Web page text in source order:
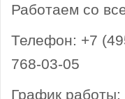
Работаем со
Телефон: +7
768-03-05
График работы: